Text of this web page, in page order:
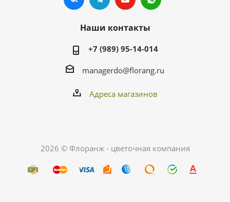
Наши контакты
+7 (989) 95-14-014
managerdo@florang.ru
Адреса магазинов
2026 © Флоранж - цветочная компания